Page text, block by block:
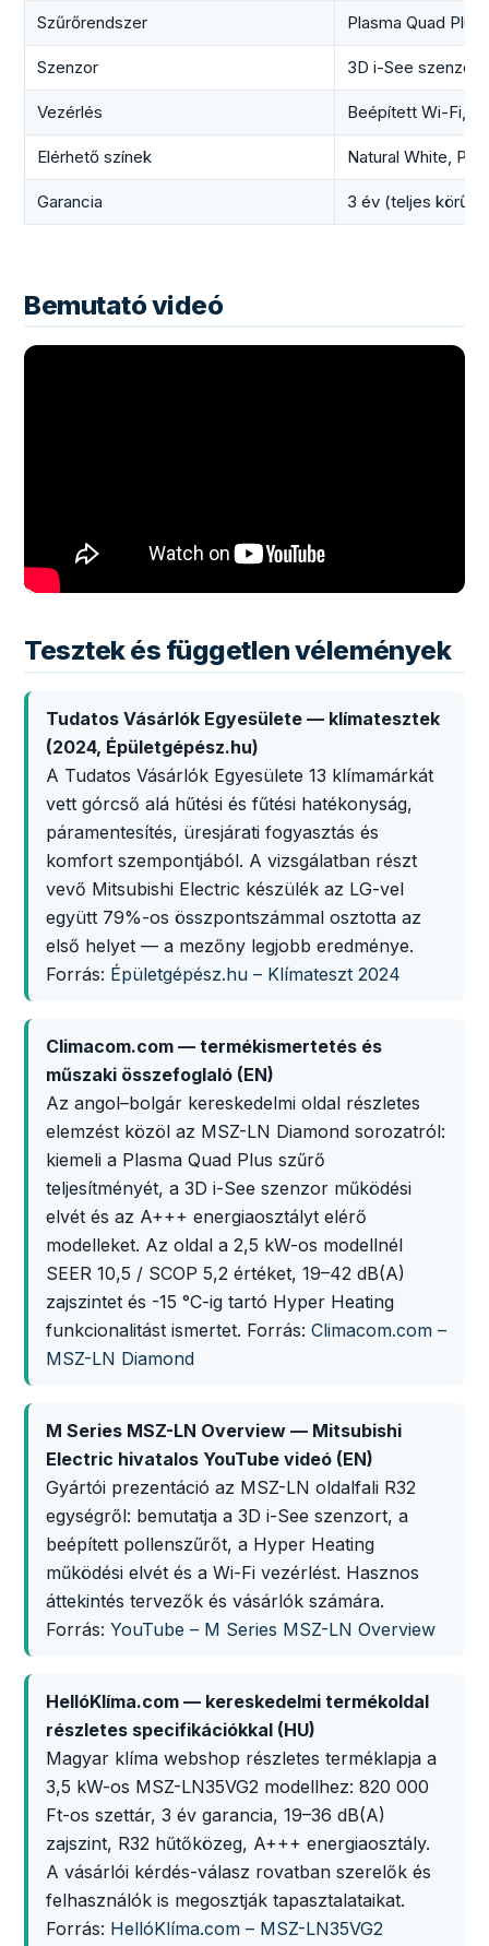
Szűrőrendszer Plasma Quad
Szenzor 3D i-See szenzor
Vezérlés Beépített Wi-Fi,
Elérhető színek Natural White,
Garancia 3 év (teljes körű,
Bemutató videó
Tesztek és független vélemények
Tudatos Vásárlók Egyesülete — klímatesztek
(2024, Épületgépész.hu)
A Tudatos Vásárlók Egyesülete 13 klímamárkát
vett górcső alá hűtési és fűtési hatékonyság,
páramentesítés, üresjárati fogyasztás és
komfort szempontjából. A vizsgálatban részt
vevő Mitsubishi Electric készülék az LG-vel
együtt 79%-os összpontszámmal osztotta az
első helyet — a mezőny legjobb eredménye.
Forrás: Épületgépész.hu – Klímateszt 2024
Climacom.com — termékismertetés és
műszaki összefoglaló (EN)
Az angol–bolgár kereskedelmi oldal részletes
elemzést közöl az MSZ-LN Diamond sorozatról:
kiemeli a Plasma Quad Plus szűrő
teljesítményét, a 3D i-See szenzor működési
elvét és az A+++ energiaosztályt elérő
modelleket. Az oldal a 2,5 kW-os modellnél
SEER 10,5 / SCOP 5,2 értéket, 19–42 dB(A)
zajszintet és -15 °C-ig tartó Hyper Heating
funkcionalitást ismertet. Forrás: Climacom.com –
MSZ-LN Diamond
M Series MSZ-LN Overview — Mitsubishi
Electric hivatalos YouTube videó (EN)
Gyártói prezentáció az MSZ-LN oldalfali R32
egységről: bemutatja a 3D i-See szenzort, a
beépített pollenszűrőt, a Hyper Heating
működési elvét és a Wi-Fi vezérlést. Hasznos
áttekintés tervezők és vásárlók számára.
Forrás: YouTube – M Series MSZ-LN Overview
HellóKlíma.com — kereskedelmi termékoldal
részletes specifikációkkal (HU)
Magyar klíma webshop részletes terméklapja a
3,5 kW-os MSZ-LN35VG2 modellhez: 820 000
Ft-os szettár, 3 év garancia, 19–36 dB(A)
zajszint, R32 hűtőközeg, A+++ energiaosztály.
A vásárlói kérdés-válasz rovatban szerelők és
felhasználók is megosztják tapasztalataikat.
Forrás: HellóKlíma.com – MSZ-LN35VG2